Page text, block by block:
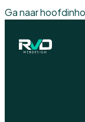
Ga naar